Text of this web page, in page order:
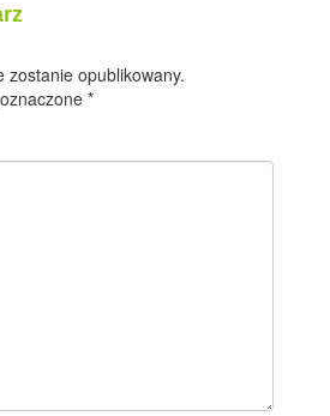
zostanie opublikowany.
*